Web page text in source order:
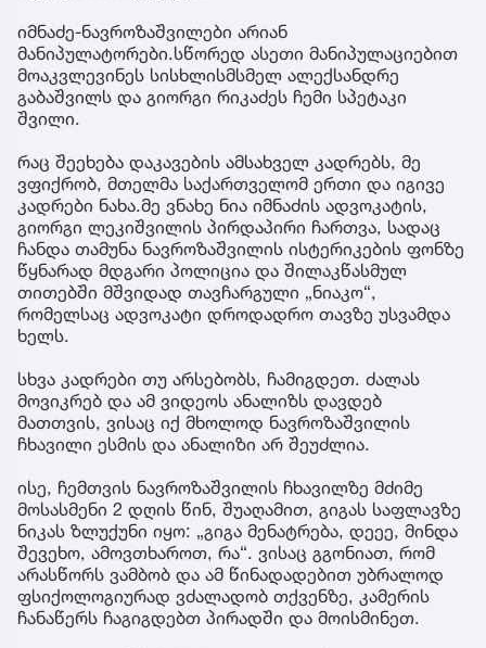
იმნაძე-ნავროზაშვილები არიან
მანიპულატორები.სწორედ ასეთი მანიპულაციებით
მოაკვლევინეს სისხლისმსმელ ალექსანდრე
გაბაშვილს და გიორგი რიკაძეს ჩემი სპეტაკი
შვილი.
რაც შეეხება დაკავების ამსახველ კადრებს, მე
ვფიქრობ, მთელმა საქართველომ ერთი და იგივე
კადრები ნახა.მე ვნახე ნია იმნაძის ადვოკატის,
გიორგი ლეკიშვილის პირდაპირი ჩართვა, სადაც
ჩანდა თამუნა ნავროზაშვილის ისტერიკების ფონზე
წყნარად მდგარი პოლიცია და შილაკწასმულ
თითებში მშვიდად თავჩარგული „ნიაკო“,
რომელსაც ადვოკატი დროდადრო თავზე უსვამდა
ხელს.
სხვა კადრები თუ არსებობს, ჩამიგდეთ. ძალას
მოვიკრებ და ამ ვიდეოს ანალიზს დავდებ
მათთვის, ვისაც იქ მხოლოდ ნავროზაშვილის
ჩხავილი ესმის და ანალიზი არ შეუძლია.
ისე, ჩემთვის ნავროზაშვილის ჩხავილზე მძიმე
მოსასმენი 2 დღის წინ, შუაღამით, გიგას საფლავზე
ნიკას ზლუქუნი იყო: „გიგა მენატრება, დეეე, მინდა
შევეხო, ამოვთხაროთ, რა“. ვისაც გგონიათ, რომ
არასწორს ვამბობ და ამ წინადადებით უბრალოდ
ფსიქოლოგიურად ვძალადობ თქვენზე, კამერის
ჩანაწერს ჩაგიგდებთ პირადში და მოისმინეთ.